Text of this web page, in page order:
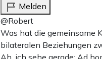
Melden
@Robert
Was hat die gemeinsame
bilateralen Beziehungen
Ah, ich sehe gerade: Ad